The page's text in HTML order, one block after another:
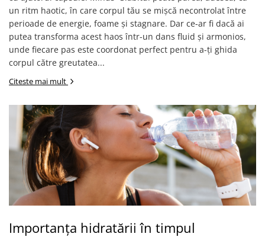
un ritm haotic, în care corpul tău se mișcă necontrolat între
perioade de energie, foame și stagnare. Dar ce-ar fi dacă ai
putea transforma acest haos într-un dans fluid și armonios,
unde fiecare pas este coordonat perfect pentru a-ți ghida
corpul către greutatea...
Citeste mai mult
Importanța hidratării în timpul